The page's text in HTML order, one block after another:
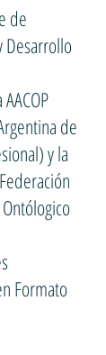
de
Desarrollo
de
y la
Formato